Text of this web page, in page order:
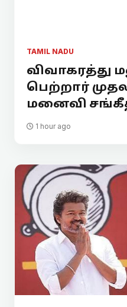
TAMIL NADU
விவாகரத்து
பெற்றார்
மனைவி
1 hour ago